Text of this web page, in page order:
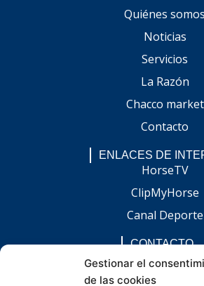
Gestionar el
de las cookies
Quiénes somos
Noticias
Servicios
La Razón
Chacco market
Contacto
ENLACES DE
HorseTV
ClipMyHorse
Canal Deporte
CONTACTO